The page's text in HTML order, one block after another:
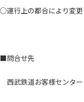
○運行上の都合により変
■問合せ先
西武鉄道お客様センタ